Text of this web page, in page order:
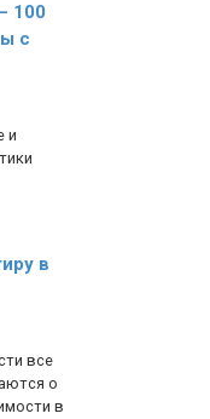
100
с
и
в
все
о
в